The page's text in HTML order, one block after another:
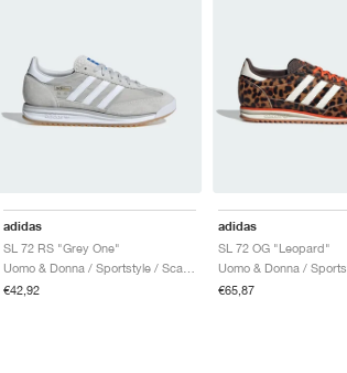
adidas
SL 72 RS "Grey One"
€42,92
adidas
SL 72 OG "Leopard"
€65,87